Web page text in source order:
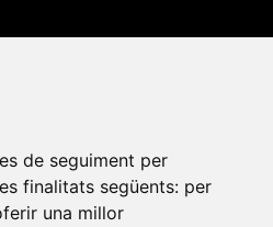
de seguiment per
finalitats següents: per
una millor